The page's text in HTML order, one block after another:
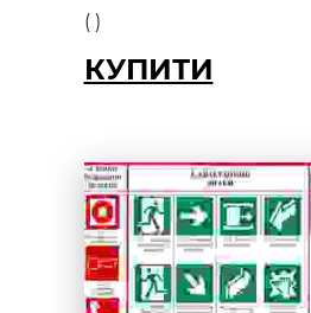
( )
КУПИТИ